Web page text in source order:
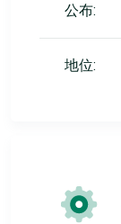
公布:
地位: